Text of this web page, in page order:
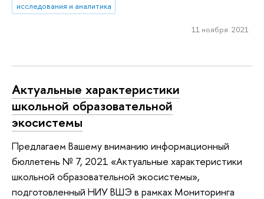
исследования и аналитика
11 ноября 2021
Актуальные характеристики
школьной образовательной
экосистемы
Предлагаем Вашему вниманию информационный
бюллетень № 7, 2021 «Актуальные характеристики
школьной образовательной экосистемы»,
подготовленный НИУ ВШЭ в рамках Мониторинга